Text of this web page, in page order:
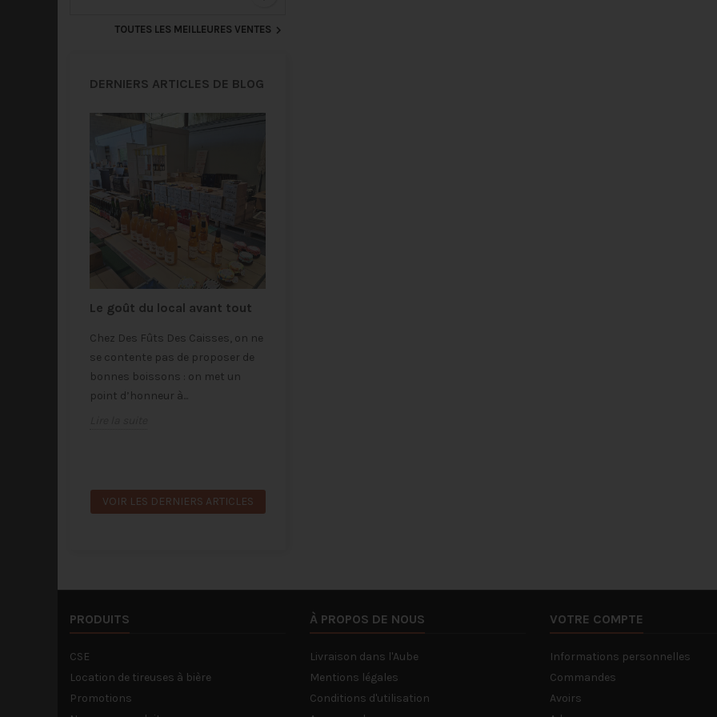
TOUTES LES MEILLEURES VENTES 
DERNIERS ARTICLES DE BLOG
Le goût du local avant tout
Chez Des Fûts Des Caisses, on ne
se contente pas de proposer de
bonnes boissons : on met un
point d’honneur à...
VOIR LES DERNIERS ARTICLES
PRODUITS
CSE
Location de tireuses à bière
Promotions
À PROPOS DE NOUS
Livraison dans l'Aube
Mentions légales
Conditions d'utilisation
VOTRE COMPTE
Informations personnelles
Commandes
Avoirs